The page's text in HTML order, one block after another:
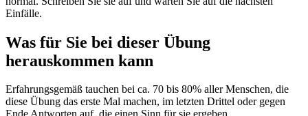
Einfälle.
Was für Sie bei dieser Übung
herauskommen kann
Erfahrungsgemäß tauchen bei ca. 70 bis 80% aller Menschen, die
diese Übung das erste Mal machen, im letzten Drittel oder gegen